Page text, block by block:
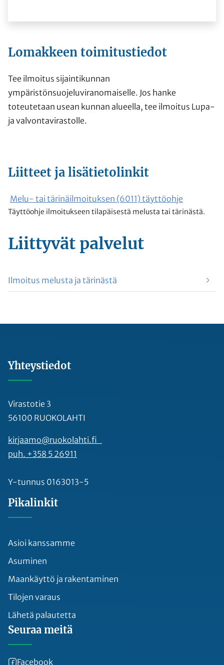
Lomakkeen toimitustiedot
Tee ilmoitus sijaintikunnan
ympäristönsuojeluviranomaiselle. Jos hanke
toteutetaan usean kunnan alueella, tee ilmoitus Lupa-
ja valvontavirastolle.
Liitteet ja lisätietolinkit
Melu- tai tärinäilmoituksen (6011) täyttöohje
Täyttöohje ilmoitukseen tilapäisestä melusta tai tärinästä.
Liittyvät palvelut
Ilmoitus melusta ja tärinästä
Yhteystiedot
Virastotie 3
56100 RUOKOLAHTI
kirjaamo@ruokolahti.fi
puh. +358 5 26911
Y-tunnus 0163013-5
Pikalinkit
Asioi kanssamme
Asuminen
Maankäyttö ja rakentaminen
Tilojen varaus
Lähetä palautetta
Seuraa meitä
Facebook